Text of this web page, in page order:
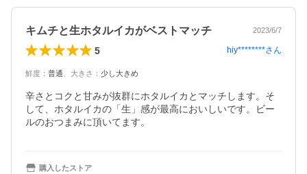
キムチと生ホタルイカがベストマッチ 2023/6/7
5 hiy********さん
鮮度 ： 普通 大きさ ： 少し大きめ
辛さとコクと甘みが抜群にホタルイカとマッチします。そ
して、ホタルイカの「生」感が最高においしいです。ビー
ルのおつまみに頂いてます。
購入したストア